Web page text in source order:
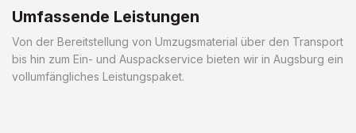
Umfassende Leistungen
Von der Bereitstellung von Umzugsmaterial über den Transport
bis hin zum Ein- und Auspackservice bieten wir in Augsburg ein
vollumfängliches Leistungspaket.